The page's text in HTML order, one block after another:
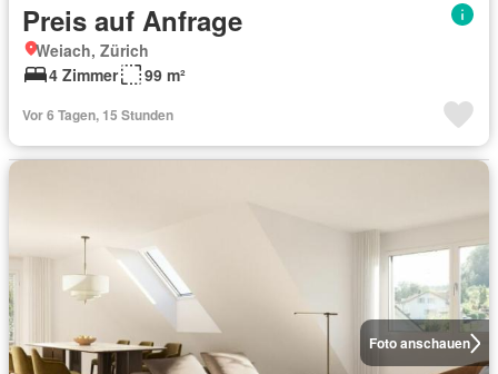
Preis auf Anfrage
Weiach, Zürich
4 Zimmer
99 m²
Vor 6 Tagen, 15 Stunden
Foto anschauen